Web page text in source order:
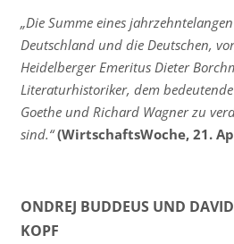
„Die Summe eines
Deutschland und die Deutschen,
Heidelberger Emeritus Dieter
Literaturhistoriker, dem
Goethe und Richard Wagner zu
sind.“ (WirtschaftsWoche, 21.
ONDREJ BUDDEUS UND
KOPF